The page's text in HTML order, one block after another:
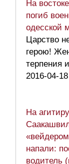
На
погиб
одесской
Царство
герою!
терпения
2016-04-
На
напали:
водитель